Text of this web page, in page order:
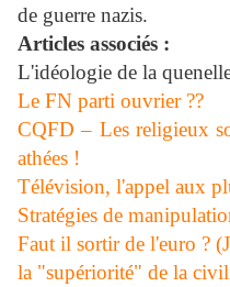
de guerre nazis.
Articles associés :
L'idéologie de la
Le FN parti ouvrier ??
CQFD – Les religieux
athées !
Télévision, l'appel aux
Stratégies de
Faut il sortir de l'euro ?
la "supériorité" de la